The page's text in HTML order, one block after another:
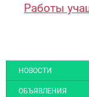
Работы
НОВОСТИ
ОБЪЯВЛЕНИЯ